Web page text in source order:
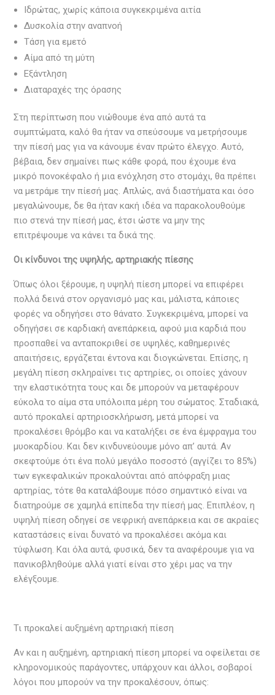
Ιδρώτας, χωρίς κάποια συγκεκριμένα αιτία
Δυσκολία στην αναπνοή
Τάση για εμετό
Αίμα από τη μύτη
Εξάντληση
Διαταραχές της όρασης
Στη περίπτωση που νιώθουμε ένα από αυτά τα
συμπτώματα, καλό θα ήταν να σπεύσουμε να μετρήσουμε
την πίεσή μας για να κάνουμε έναν πρώτο έλεγχο. Αυτό,
βέβαια, δεν σημαίνει πως κάθε φορά, που έχουμε ένα
μικρό πονοκέφαλο ή μια ενόχληση στο στομάχι, θα πρέπει
να μετράμε την πίεσή μας. Απλώς, ανά διαστήματα και όσο
μεγαλώνουμε, δε θα ήταν κακή ιδέα να παρακολουθούμε
πιο στενά την πίεσή μας, έτσι ώστε να μην της
επιτρέψουμε να κάνει τα δικά της.
Οι κίνδυνοι της υψηλής, αρτηριακής πίεσης
Όπως όλοι ξέρουμε, η υψηλή πίεση μπορεί να επιφέρει
πολλά δεινά στον οργανισμό μας και, μάλιστα, κάποιες
φορές να οδηγήσει στο θάνατο. Συγκεκριμένα, μπορεί να
οδηγήσει σε καρδιακή ανεπάρκεια, αφού μια καρδιά που
προσπαθεί να ανταποκριθεί σε υψηλές, καθημερινές
απαιτήσεις, εργάζεται έντονα και διογκώνεται. Επίσης, η
μεγάλη πίεση σκληραίνει τις αρτηρίες, οι οποίες χάνουν
την ελαστικότητα τους και δε μπορούν να μεταφέρουν
εύκολα το αίμα στα υπόλοιπα μέρη του σώματος. Σταδιακά,
αυτό προκαλεί αρτηριοσκλήρωση, μετά μπορεί να
προκαλέσει θρόμβο και να καταλήξει σε ένα έμφραγμα του
μυοκαρδίου. Και δεν κινδυνεύουμε μόνο απ’ αυτά. Αν
σκεφτούμε ότι ένα πολύ μεγάλο ποσοστό (αγγίζει το 85%)
των εγκεφαλικών προκαλούνται από απόφραξη μιας
αρτηρίας, τότε θα καταλάβουμε πόσο σημαντικό είναι να
διατηρούμε σε χαμηλά επίπεδα την πίεσή μας. Επιπλέον, η
υψηλή πίεση οδηγεί σε νεφρική ανεπάρκεια και σε ακραίες
καταστάσεις είναι δυνατό να προκαλέσει ακόμα και
τύφλωση. Και όλα αυτά, φυσικά, δεν τα αναφέρουμε για να
πανικοβληθούμε αλλά γιατί είναι στο χέρι μας να την
ελέγξουμε.
Τι προκαλεί αυξημένη αρτηριακή πίεση
Αν και η αυξημένη, αρτηριακή πίεση μπορεί να οφείλεται σε
κληρονομικούς παράγοντες, υπάρχουν και άλλοι, σοβαροί
λόγοι που μπορούν να την προκαλέσουν, όπως: